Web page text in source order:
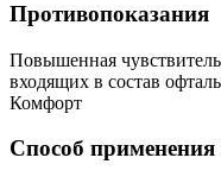
Противопоказания
Повышенная
входящих в состав
Комфорт
Способ